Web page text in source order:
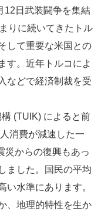
12日武装闘争を集結
りに続いてきたトル
して重要な米国との
す。近年トルコによ
などで経済制裁を受
(TUIK) によると前
消費が減速した一
災からの復興もあっ
ました。国民の平均
い水準にあります。
、地理的特性を生か